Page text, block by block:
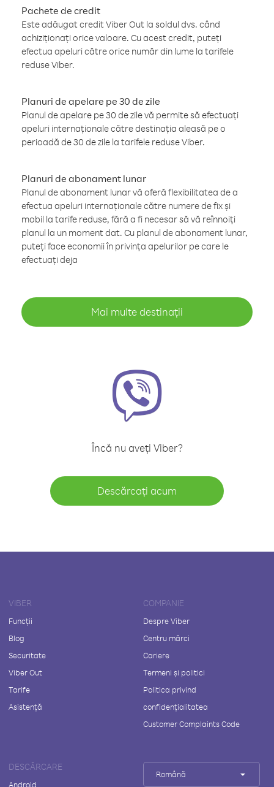
Pachete de credit
Este adăugat credit Viber Out la soldul dvs. când
achiziționați orice valoare. Cu acest credit, puteți
efectua apeluri către orice număr din lume la tarifele
reduse Viber.
Planuri de apelare pe 30 de zile
Planul de apelare pe 30 de zile vă permite să efectuați
apeluri internaționale către destinația aleasă pe o
perioadă de 30 de zile la tarifele reduse Viber.
Planuri de abonament lunar
Planul de abonament lunar vă oferă flexibilitatea de a
efectua apeluri internaționale către numere de fix și
mobil la tarife reduse, fără a fi necesar să vă reînnoiți
planul la un moment dat. Cu planul de abonament lunar,
puteți face economii în privința apelurilor pe care le
efectuați deja
Mai multe destinații
Încă nu aveți Viber?
Descărcați acum
VIBER
Funcții
Blog
Securitate
Viber Out
Tarife
Asistență
COMPANIE
Despre Viber
Centru mărci
Cariere
Termeni și politici
Politica privind
confidențialitatea
Customer Complaints Code
DESCĂRCARE
Android
Română